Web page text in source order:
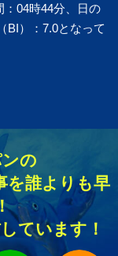
：04時44分、日の
BI）：7.0となって
の
を誰よりも早
ています！